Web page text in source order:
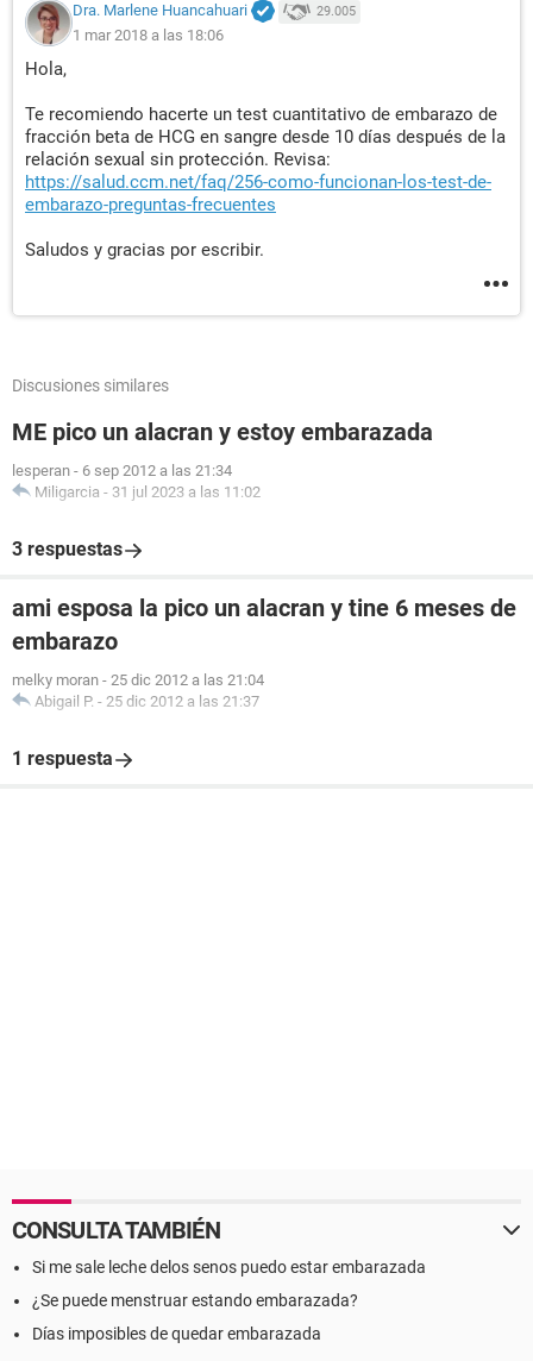
Dra. Marlene Huancahuari 29.005
1 mar 2018 a las 18:06
Hola,
Te recomiendo hacerte un test cuantitativo de embarazo de
fracción beta de HCG en sangre desde 10 días después de la
relación sexual sin protección. Revisa:
https://salud.ccm.net/faq/256-como-funcionan-los-test-de-
embarazo-preguntas-frecuentes
Saludos y gracias por escribir.
Discusiones similares
ME pico un alacran y estoy embarazada
lesperan - 6 sep 2012 a las 21:34
Miligarcia - 31 jul 2023 a las 11:02
3 respuestas
ami esposa la pico un alacran y tine 6 meses de
embarazo
melky moran - 25 dic 2012 a las 21:04
Abigail P. - 25 dic 2012 a las 21:37
1 respuesta
CONSULTA TAMBIÉN
Si me sale leche delos senos puedo estar embarazada
¿Se puede menstruar estando embarazada?
Días imposibles de quedar embarazada